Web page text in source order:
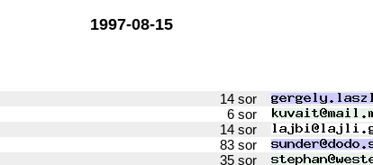
1997-08-15
14 sor
6 sor
14 sor
83 sor
35 sor